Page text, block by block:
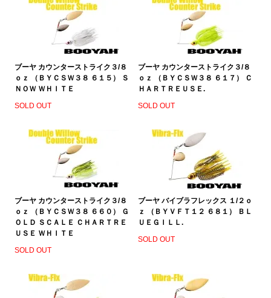
ブーヤ カウンターストライク３/８
ｏｚ （ＢＹＣＳＷ３８ ６１５） Ｓ
ＮＯＷ ＷＨＩＴＥ
SOLD OUT
ブーヤ カウンターストライク３/８
ｏｚ （ＢＹＣＳＷ３８ ６１７） Ｃ
ＨＡＲＴＲＥＵＳＥ.
SOLD OUT
ブーヤ カウンターストライク３/８
ｏｚ （ＢＹＣＳＷ３８ ６６０） Ｇ
ＯＬＤ ＳＣＡＬＥ ＣＨＡＲＴＲＥ
ＵＳＥ ＷＨＩＴＥ
SOLD OUT
ブーヤ バイブラフレックス １/２ｏ
ｚ （ＢＹＶＦＴ１２ ６８１） ＢＬ
ＵＥＧＩＬＬ.
SOLD OUT